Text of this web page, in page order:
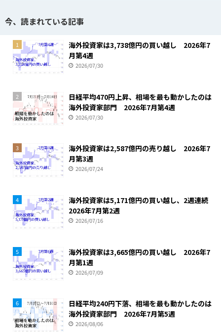
今、読まれている記事
1
海外投資家は3,738億円の買い越し 2026年7
月第4週
2026/07/30
2
日経平均470円上昇、相場を最も動かしたのは
海外投資家部門 2026年7月第4週
2026/07/30
3
海外投資家は2,587億円の売り越し 2026年7
月第3週
2026/07/24
4
海外投資家は5,171億円の買い越し、2週連続
2026年7月第2週
2026/07/16
5
海外投資家は3,665億円の買い越し 2026年7
月第1週
2026/07/09
6
日経平均240円下落、相場を最も動かしたのは
海外投資家部門 2026年7月第5週
2026/08/06